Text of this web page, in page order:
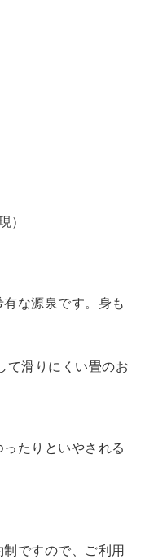
）
な源泉です。身も
て滑りにくい畳のお
たりといやされる
ですので、ご利用